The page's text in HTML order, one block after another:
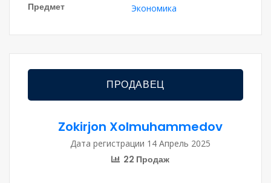
Предмет Экономика
ПРОДАВЕЦ
Zokirjon Xolmuhammedov
Дата регистрации 14 Апрель 2025
22 Продаж